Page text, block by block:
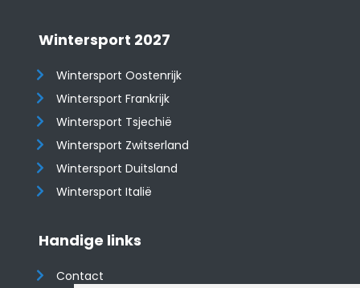
Wintersport 2027
Wintersport Oostenrijk
Wintersport Frankrijk
Wintersport Tsjechië
Wintersport Zwitserland
Wintersport Duitsland
Wintersport Italië
Handige links
Contact